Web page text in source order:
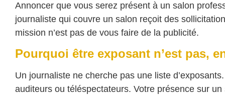
Annoncer que vous serez présent à un salon
journaliste qui couvre un salon reçoit des
mission n’est pas de vous faire de la publicité.
Pourquoi être exposant n’est pas,
Un journaliste ne cherche pas une liste
auditeurs ou téléspectateurs. Votre présence sur